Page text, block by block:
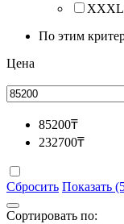
XXXL
По этим
Цена
85200₸
232700₸
Сбросить Показать
Сортировать по: